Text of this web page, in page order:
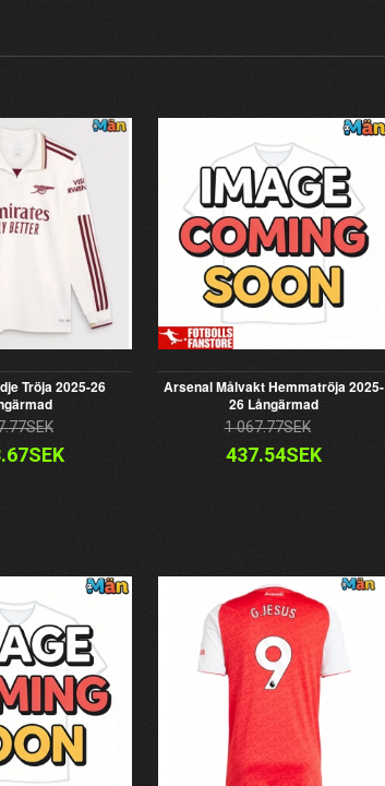
Tröja 2025-26
Arsenal Målvakt Hemmatröja 2025-
26 Långärmad
1 067.77SEK
437.54SEK